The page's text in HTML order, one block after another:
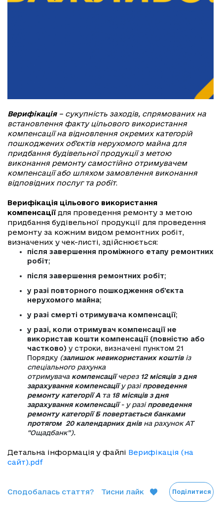
Верифікація– сукупність заходів, спрямованих на
встановлення факту цільового використання
компенсації на відновлення окремих категорій
пошкоджених об’єктів нерухомого майна для
придбання будівельної продукції з метою
виконання ремонту самостійно отримувачем
компенсації або шляхом замовлення виконання
відповідних послуг та робіт.
Верифікація цільового використання
компенсаціїдля проведення ремонту з метою
придбання будівельної продукції для проведення
ремонту за кожним видом ремонтних робіт,
визначених у чек-листі, здійснюється:
після завершення проміжного етапу ремонтних
робіт;
після завершення ремонтних робіт;
у разі повторного пошкодження об’єкта
нерухомого майна;
у разі смерті отримувача компенсації;
у разі, коли отримувач компенсації не
використав кошти компенсації (повністю або
частково) у строки, визначені пунктом 21
Порядку (залишок невикористаних коштів із
спеціального рахунка
отримувача компенсаціїчерез 12 місяців з дня
зарахування компенсаціїу разіпроведення
ремонту категорії А та18 місяців з дня
зарахування компенсації- у разіпроведення
ремонту категорії Б повертається банками
протягом 20 календарних днівна рахунок АТ
“Ощадбанк”).
Детальна інформація у файлі Верифікація (на
сайт).pdf
Сподобалась стаття? Тисни лайк Поділитися